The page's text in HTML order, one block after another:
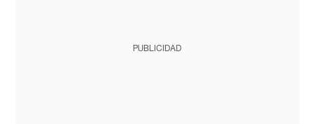
PUBLICIDAD